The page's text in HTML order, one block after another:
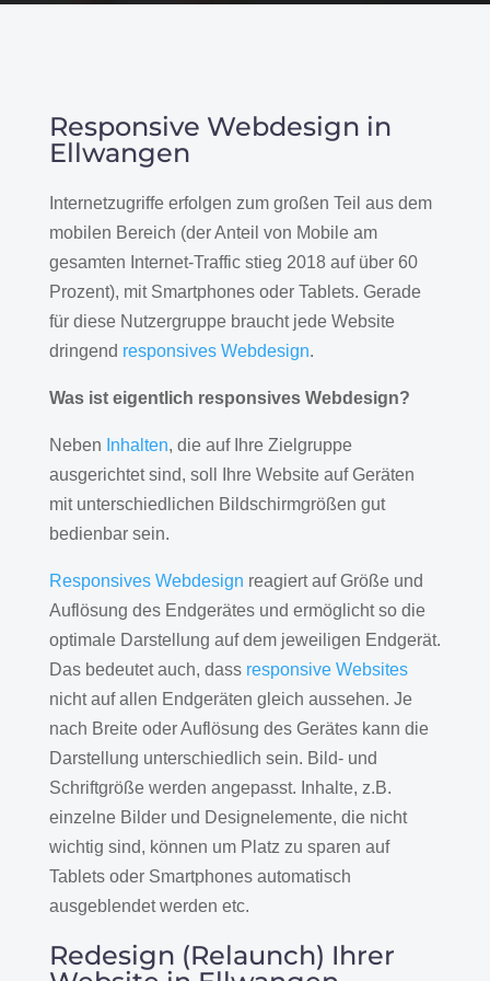
Responsive Webdesign in
Ellwangen
Internetzugriffe erfolgen zum großen Teil aus dem
mobilen Bereich (der Anteil von Mobile am
gesamten Internet-Traffic stieg 2018 auf über 60
Prozent), mit Smartphones oder Tablets. Gerade
für diese Nutzergruppe braucht jede Website
dringend responsives Webdesign.
Was ist eigentlich responsives Webdesign?
Neben Inhalten, die auf Ihre Zielgruppe
ausgerichtet sind, soll Ihre Website auf Geräten
mit unterschiedlichen Bildschirmgrößen gut
bedienbar sein.
Responsives Webdesign reagiert auf Größe und
Auflösung des Endgerätes und ermöglicht so die
optimale Darstellung auf dem jeweiligen Endgerät.
Das bedeutet auch, dass responsive Websites
nicht auf allen Endgeräten gleich aussehen. Je
nach Breite oder Auflösung des Gerätes kann die
Darstellung unterschiedlich sein. Bild- und
Schriftgröße werden angepasst. Inhalte, z.B.
einzelne Bilder und Designelemente, die nicht
wichtig sind, können um Platz zu sparen auf
Tablets oder Smartphones automatisch
ausgeblendet werden etc.
Redesign (Relaunch) Ihrer